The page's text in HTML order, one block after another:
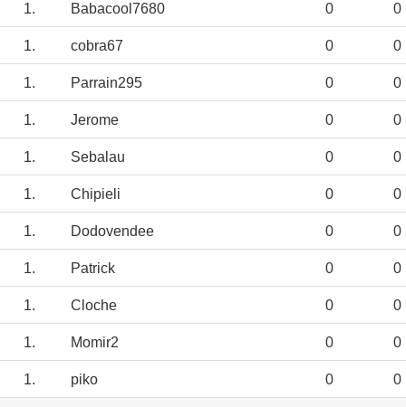
1. Babacool7680 0 0
1. cobra67 0 0
1. Parrain295 0 0
1. Jerome 0 0
1. Sebalau 0 0
1. Chipieli 0 0
1. Dodovendee 0 0
1. Patrick 0 0
1. Cloche 0 0
1. Momir2 0 0
1. piko 0 0